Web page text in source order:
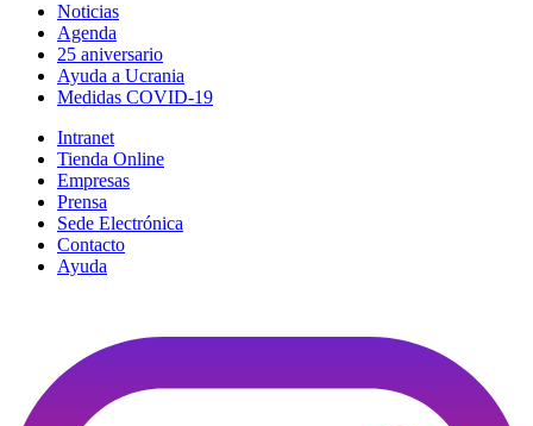
Noticias
Agenda
25 aniversario
Ayuda a Ucrania
Medidas COVID-19
Intranet
Tienda Online
Empresas
Prensa
Sede Electrónica
Contacto
Ayuda